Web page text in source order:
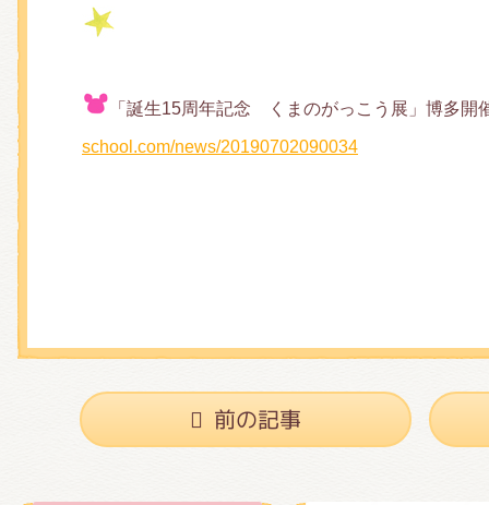
「誕生15周年記念 くまのがっこう展」博多開
school.com/news/20190702090034
前の記事